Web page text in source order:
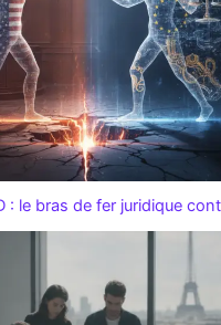
: le bras de fer juridique